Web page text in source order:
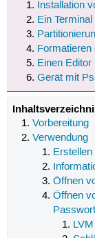
Installation
Ein
Formatieren
Einen
Gerät mit
Vorbereitung
Verwendung
Erstellen
Öffnen
Öffnen
LVM